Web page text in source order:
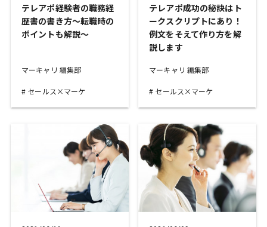
テレアポ経験者の職務経
歴書の書き方〜転職時の
ポイントも解説〜
マーキャリ 編集部
セールス×マーケ
テレアポ成功の秘訣はト
ークスクリプトにあり！
例文をそえて作り方を解
説します
マーキャリ 編集部
セールス×マーケ